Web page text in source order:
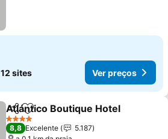
12 sites Ver preços
PartilharAdicionar aos favoritos
Atlántico Boutique Hotel
4 Estrelas
8,8 Excelente
5.187